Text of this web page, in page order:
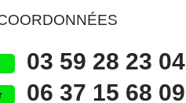
03 59 28 23 04
06 37 15 68 09